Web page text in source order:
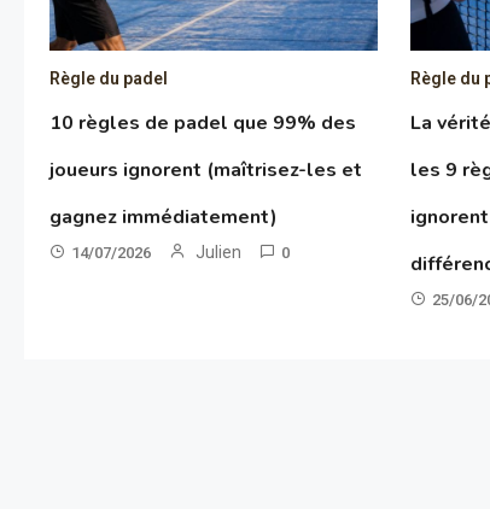
Règle du padel
10 règles de padel que 99% des
joueurs ignorent (maîtrisez-les et
gagnez immédiatement)
14/07/2026 Julien 0
Règle du
La
les 9
25/06/